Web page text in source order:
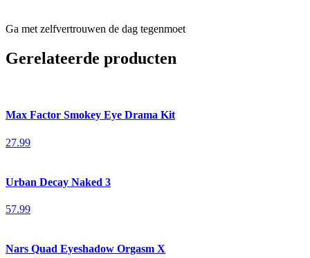
Ga met zelfvertrouwen de dag tegenmoet
Gerelateerde producten
Max Factor Smokey Eye Drama Kit
27.99
Urban Decay Naked 3
57.99
Nars Quad Eyeshadow Orgasm X